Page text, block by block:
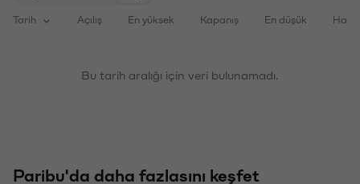
Tarih Açılış En yüksek Kapanış En düşük
Bu tarih aralığı için veri bulunamadı.
Paribu'da daha fazlasını keşfet